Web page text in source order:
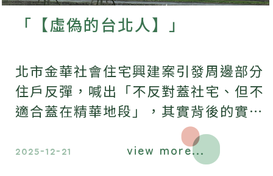
「【虛偽的台北人】」
北市金華社會住宅興建案引發周邊部分
住戶反彈，喊出「不反對蓋社宅、但不
適合蓋在精華地段」，其實背後的實話
是，我沒有反對蓋社宅、但就是不能蓋
在我家附近，因為會影響房價．．．
2025-12-21 view more...